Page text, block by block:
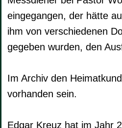
eingegangen, der hätte
ihm von verschiedenen
gegeben wurden, den
Im Archiv den
vorhanden sein.
Edgar Kreuz hat im Jahr